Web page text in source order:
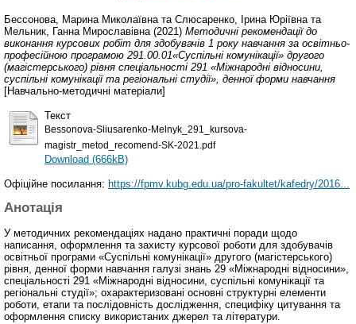
Бессонова, Марина Миколаївна та Слюсаренко, Ірина Юріївна та
Мельник, Ганна Мирославівна (2021) Методичні рекомендації до
виконання курсових робіт для здобувачів 1 року навчання за освітньо-
професійною програмою 291.00.01«Суспільні комунікації» другого
(магістерського) рівня спеціальності 291 «Міжнародні відносини,
суспільні комунікації та регіональні студії», денної форми навчання
[Навчально-методичні матеріали]
Текст
Bessonova-Sliusarenko-Melnyk_291_kursova-
magistr_metod_recomend-SK-2021.pdf
Download (666kB)
Офіційне посилання: https://fpmv.kubg.edu.ua/pro-fakultet/kafedry/2016...
Анотація
У методичних рекомендаціях надано практичні поради щодо
написання, оформлення та захисту курсової роботи для здобувачів
освітньої програми «Суспільні комунікації» другого (магістерського)
рівня, денної форми навчання галузі знань 29 «Міжнародні відносини»,
спеціальності 291 «Міжнародні відносини, суспільні комунікації та
регіональні студії»; охарактеризовані основні структурні елементи
роботи, етапи та послідовність дослідження, специфіку цитування та
оформлення списку використаних джерел та літератури.